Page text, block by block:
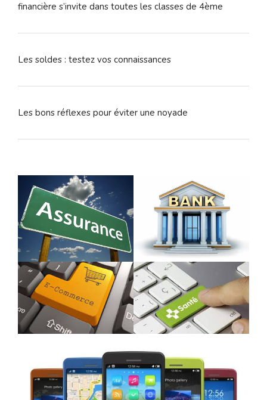
financière s’invite dans toutes les classes de 4ème
Les soldes : testez vos connaissances
Les bons réflexes pour éviter une noyade